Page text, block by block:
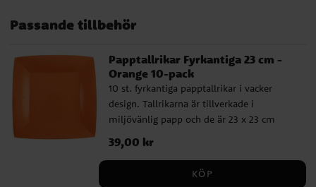
Passande tillbehör
Papptallrikar Fyrkantiga 23 cm -
Orange 10-pack
10 st. fyrkantiga papptallrikar i vacker
design. Tallrikarna är tillverkade i
miljövänlig papp och de är 23 x 23 cm
Pris:39,00 kr
39,00 kr
KÖP